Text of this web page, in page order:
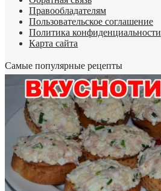
Правообладателям
Пользовательское соглашение
Политика конфиденциальности
Карта сайта
Самые популярные рецепты